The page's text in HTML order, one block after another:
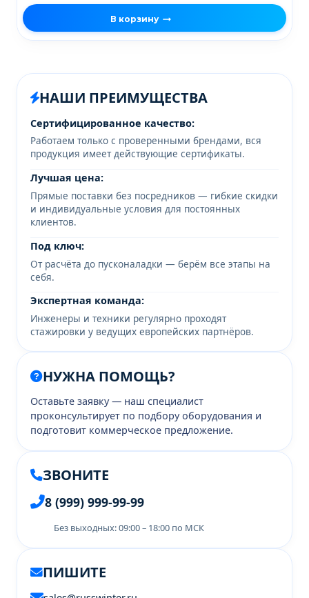
В корзину
НАШИ ПРЕИМУЩЕСТВА
Сертифицированное качество:
Работаем только с проверенными брендами, вся
продукция имеет действующие сертификаты.
Лучшая цена:
Прямые поставки без посредников — гибкие скидки
и индивидуальные условия для постоянных
клиентов.
Под ключ:
От расчёта до пусконаладки — берём все этапы на
себя.
Экспертная команда:
Инженеры и техники регулярно проходят
стажировки у ведущих европейских партнёров.
НУЖНА ПОМОЩЬ?
Оставьте заявку — наш специалист
проконсультирует по подбору оборудования и
подготовит коммерческое предложение.
ЗВОНИТЕ
8 (999) 999-99-99
Без выходных: 09:00 – 18:00 по МСК
ПИШИТЕ